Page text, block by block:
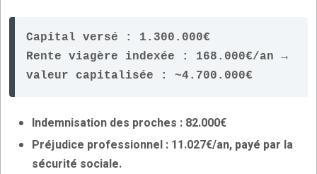
Capital versé : 1.300.000€
Rente viagère indexée : 168.000€/an →
valeur capitalisée : ~4.700.000€
Indemnisation des proches : 82.000€
Préjudice professionnel : 11.027€/an, payé par la
sécurité sociale.